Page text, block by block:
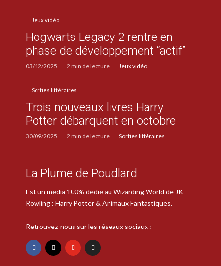
Jeux vidéo
Hogwarts Legacy 2 rentre en
phase de développement “actif”
03/12/2025 2 min de lecture Jeux vidéo
Sorties littéraires
Trois nouveaux livres Harry
Potter débarquent en octobre
30/09/2025 2 min de lecture Sorties littéraires
La Plume de Poudlard
Est un média 100% dédié au Wizarding World de JK
Rowling : Harry Potter & Animaux Fantastiques.
Retrouvez-nous sur les réseaux sociaux :